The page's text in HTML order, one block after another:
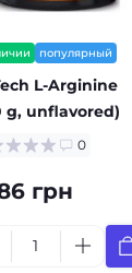
популярный
L-Arginine
g, unflavored)
0
грн